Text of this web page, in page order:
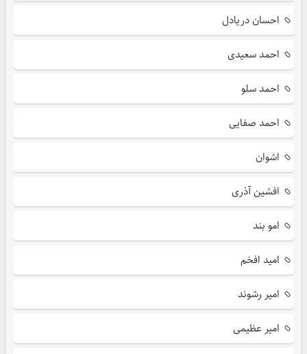
احسان دریادل
احمد سعیدی
احمد سلو
احمد صفایی
اشوان
افشین آذری
امو بند
امید افخم
امیر رشوند
امیر عظیمی